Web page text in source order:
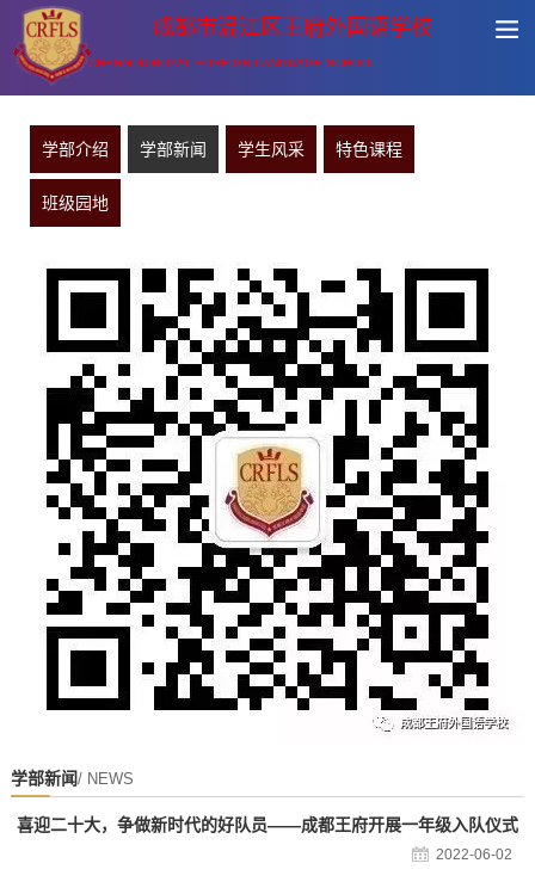
成都市温江区王府外国语学校
CHENGDU ROYAL FOREIGN LANGUAGE SCHOOL
学部介绍 学部新闻 学生风采 特色课程
班级园地
学部新闻/ NEWS
喜迎二十大，争做新时代的好队员——成都王府开展一年级入队仪式
2022-06-02